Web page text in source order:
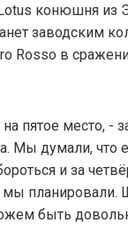
конюшня из
заводским
Rosso в
пятое место, -
Мы думали, что
и за
планировали.
быть